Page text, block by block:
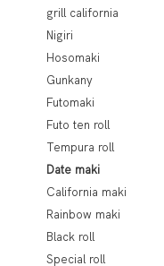
grill california
Nigiri
Hosomaki
Gunkany
Futomaki
Futo ten roll
Tempura roll
Date maki
California maki
Rainbow maki
Black roll
Special roll